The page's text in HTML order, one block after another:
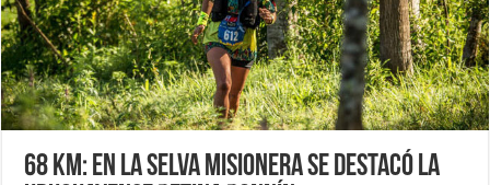
68 km: En la selva misionera se destacó la